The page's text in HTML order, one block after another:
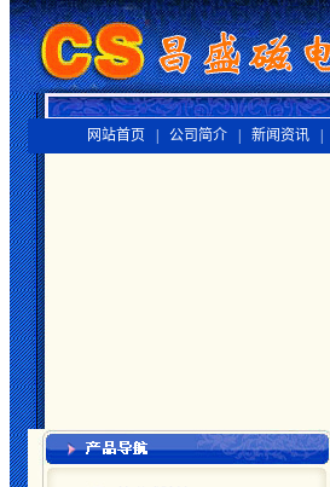
网站首页 | 公司简介 | 新闻资讯 |